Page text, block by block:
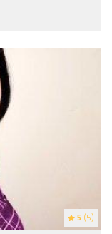
5 (5)